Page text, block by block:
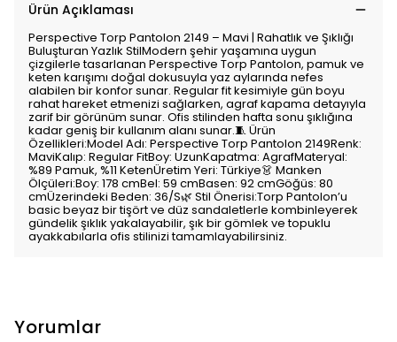
Ürün Açıklaması
Perspective Torp Pantolon 2149 – Mavi | Rahatlık ve Şıklığı
Buluşturan Yazlık StilModern şehir yaşamına uygun
çizgilerle tasarlanan Perspective Torp Pantolon, pamuk ve
keten karışımı doğal dokusuyla yaz aylarında nefes
alabilen bir konfor sunar. Regular fit kesimiyle gün boyu
rahat hareket etmenizi sağlarken, agraf kapama detayıyla
zarif bir görünüm sunar. Ofis stilinden hafta sonu şıklığına
kadar geniş bir kullanım alanı sunar.🧵 Ürün
Özellikleri:Model Adı: Perspective Torp Pantolon 2149Renk:
MaviKalıp: Regular FitBoy: UzunKapatma: AgrafMateryal:
%89 Pamuk, %11 KetenÜretim Yeri: Türkiye👗 Manken
Ölçüleri:Boy: 178 cmBel: 59 cmBasen: 92 cmGöğüs: 80
cmÜzerindeki Beden: 36/S🌿 Stil Önerisi:Torp Pantolon’u
basic beyaz bir tişört ve düz sandaletlerle kombinleyerek
gündelik şıklık yakalayabilir, şık bir gömlek ve topuklu
ayakkabılarla ofis stilinizi tamamlayabilirsiniz.
Yorumlar